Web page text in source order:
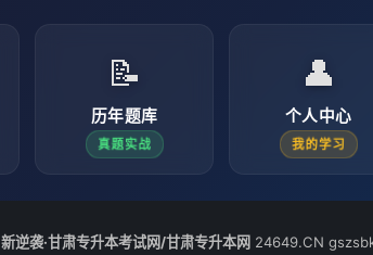
📝
历年题库
真题实战
👤
个人中心
我的学习
新逆袭·甘肃专升本考试网/甘肃专升本网 24649.CN